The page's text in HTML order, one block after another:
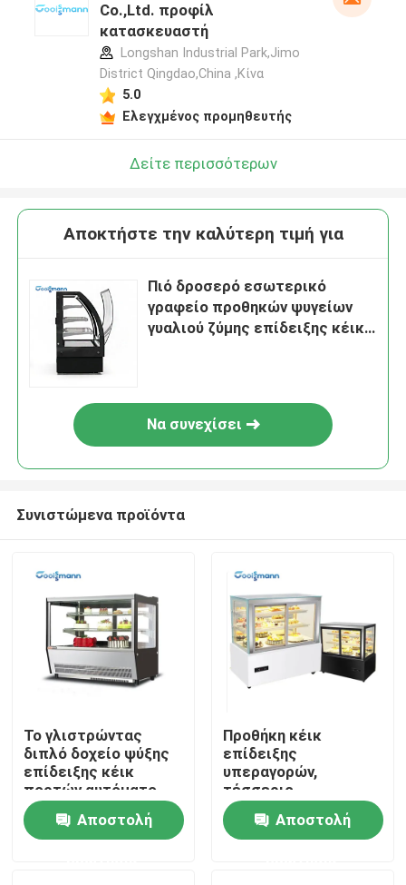
Σπίτι
Προϊόντα
Co.,Ltd. προφίλ
κατασκευαστή
Longshan Industrial Park,Jimo
District Qingdao,China ,Κίνα
5.0
Ελεγχμένος προμηθευτής
Δείτε περισσότερων
Αποκτήστε την καλύτερη τιμή για
Πιό δροσερό εσωτερικό
γραφείο προθηκών ψυγείων
γυαλιού ζύμης επίδειξης κέικ
Να συνεχίσει
Συνιστώμενα προϊόντα
Το γλιστρώντας
διπλό δοχείο ψύξης
επίδειξης κέικ
πορτών αυτόματο
ξεπαγώνει το ψυγείο
προθηκώνΑποστολή
Προθήκη κέικ
επίδειξης
υπεραγορών,
τέσσερις
πλαισιωμένο δοχείο
ψύξης επίδειξης
επιδορπίων γυαλιού
Αποστολή